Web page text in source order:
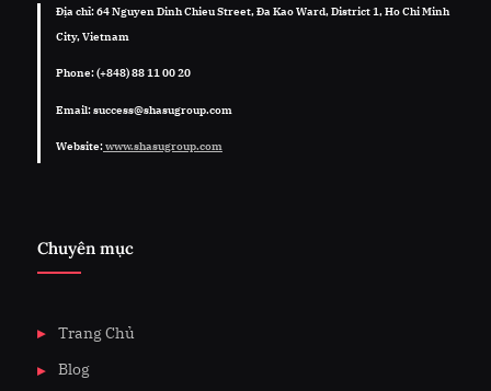
Địa chỉ: 64 Nguyen Dinh Chieu Street, Đa Kao Ward, District 1, Ho Chi Minh
City, Vietnam
Phone: (+848) 88 11 00 20
Email: success@shasugroup.com
Website:www.shasugroup.com
Chuyên mục
Trang Chủ
Blog